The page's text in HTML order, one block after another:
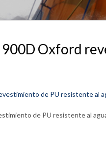
Oxford
de PU resistente al